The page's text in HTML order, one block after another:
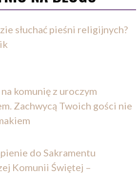
słuchać pieśni religijnych?
komunię z uroczym
Zachwycą Twoich gości nie
do Sakramentu
Komunii Świętej –